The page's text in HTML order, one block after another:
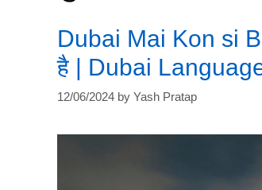
Dubai Mai Kon si
है | Dubai
12/06/2024 by Yash Pratap